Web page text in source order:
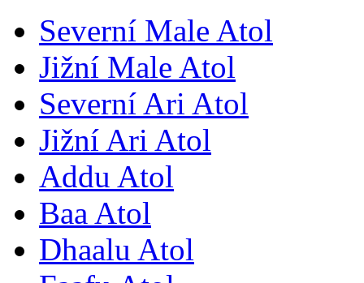
Severní Male Atol
Jižní Male Atol
Severní Ari Atol
Jižní Ari Atol
Addu Atol
Baa Atol
Dhaalu Atol